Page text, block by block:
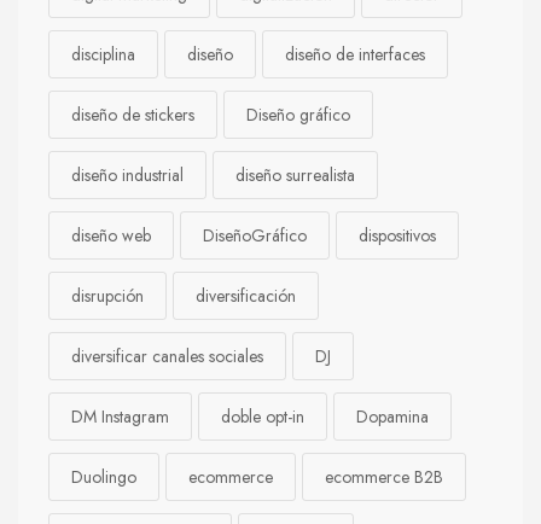
disciplina diseño diseño de interfaces
diseño de stickers Diseño gráfico
diseño industrial diseño surrealista
diseño web DiseñoGráfico dispositivos
disrupción diversificación
diversificar canales sociales DJ
DM Instagram doble opt-in Dopamina
Duolingo ecommerce ecommerce B2B